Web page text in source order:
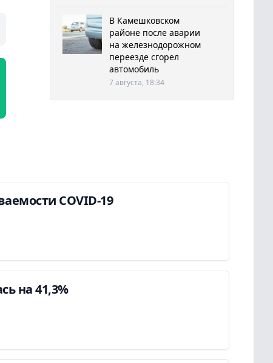
В Камешковском
районе после аварии
на железнодорожном
переезде сгорел
автомобиль
7 августа, 18:34
COVID-19
на 41,3%